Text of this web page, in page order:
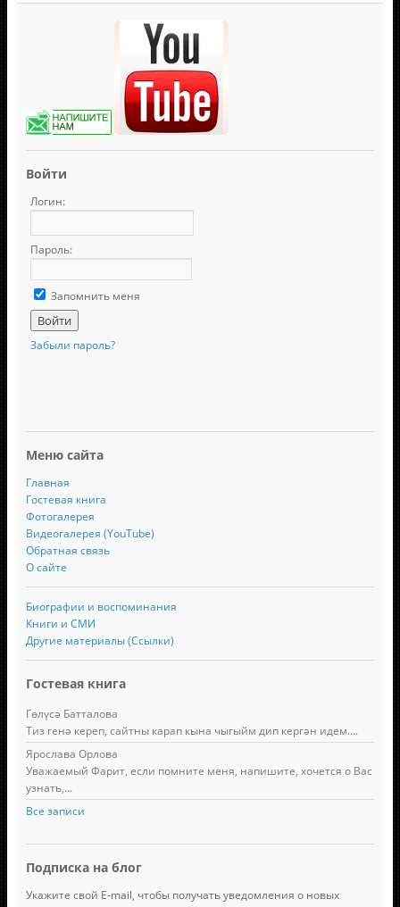
Войти
Логин:
Пароль:
Запомнить меня
Забыли пароль?
Меню сайта
Главная
Гостевая книга
Фотогалерея
Видеогалерея (YouTube)
Обратная связь
О сайте
Биографии и воспоминания
Книги и СМИ
Другие материалы (Ссылки)
Гостевая книга
Гөлүсә Батталова
Тиз генә кереп, сайтны карап кына чыгыйм дип кергән идем....
Ярослава Орлова
Уважаемый Фарит, если помните меня, напишите, хочется о Вас
узнать,...
Все записи
Подписка на блог
Укажите свой E-mail, чтобы получать уведомления о новых